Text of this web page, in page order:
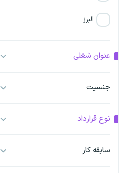
البرز
اراک
اردبیل
عنوان شغلی
جنسیت
نوع قرارداد
سابقه کار